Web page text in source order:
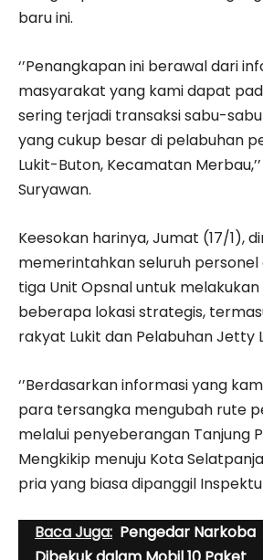
baru ini.
‘’Penangkapan ini berawal dari
masyarakat yang kami dapat
sering terjadi transaksi sabu-
yang cukup besar di pelabuhan
Lukit-Buton, Kecamatan
Suryawan.
Keesokan harinya, Jumat (17/1),
memerintahkan seluruh
tiga Unit Opsnal untuk
beberapa lokasi strategis,
rakyat Lukit dan Pelabuhan Jetty
‘’Berdasarkan informasi yang
para tersangka mengubah rute
melalui penyeberangan Tanjung
Mengkikip menuju Kota
pria yang biasa dipanggil
Baca Juga: Pengedar Narkoba